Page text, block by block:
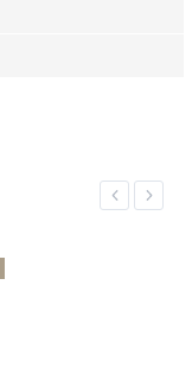
Previous
Next